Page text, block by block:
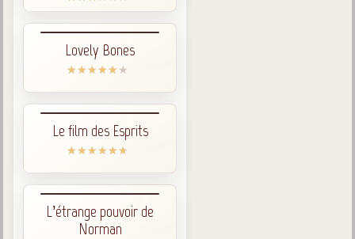
Lovely Bones
Le film des Esprits
L’étrange pouvoir de
Norman